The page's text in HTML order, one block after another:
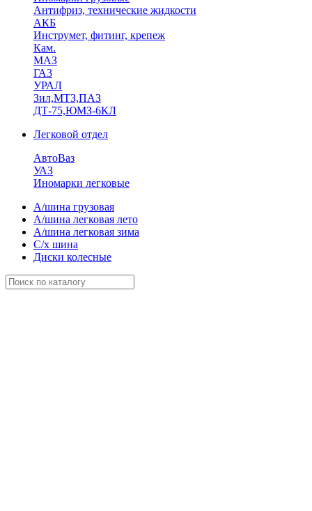
Антифриз, технические жидкости
АКБ
Инструмет, фитинг, крепеж
Кам.
МАЗ
ГА3
УРАЛ
Зил,МТЗ,ПАЗ
ДТ-75,ЮМЗ-6КЛ
Легковой отдел
АвтоВаз
УАЗ
Иномарки легковые
А/шина грузовая
А/шина легковая лето
А/шина легковая зима
С/х шина
Диски колесные